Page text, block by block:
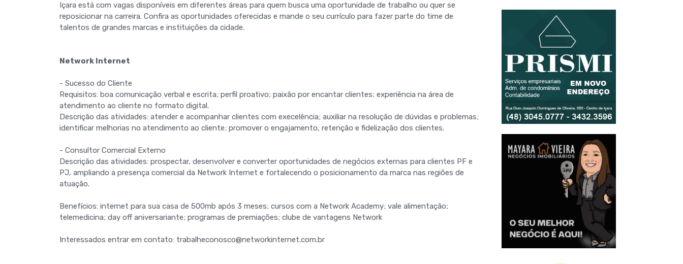
Içara está com vagas disponíveis em diferentes áreas para quem busca uma oportunidade de trabalho ou quer se
reposicionar na carreira. Confira as oportunidades oferecidas e mande o seu currículo para fazer parte do time de
talentos de grandes marcas e instituições da cidade.
Network Internet
- Sucesso do Cliente
Requisitos: boa comunicação verbal e escrita; perfil proativo; paixão por encantar clientes; experiência na área de
atendimento ao cliente no formato digital.
Descrição das atividades: atender e acompanhar clientes com execelência; auxiliar na resolução de dúvidas e problemas;
identificar melhorias no atendimento ao cliente; promover o engajamento, retenção e fidelização dos clientes.
- Consultor Comercial Externo
Descrição das atividades: prospectar, desenvolver e converter oportunidades de negócios externas para clientes PF e
PJ, ampliando a presença comercial da Network Internet e fortalecendo o posicionamento da marca nas regiões de
atuação.
Benefícios: internet para sua casa de 500mb após 3 meses; cursos com a Network Academy; vale alimentação;
telemedicina; day off aniversariante; programas de premiações; clube de vantagens Network
Interessados entrar em contato: trabalheconosco@networkinternet.com.br